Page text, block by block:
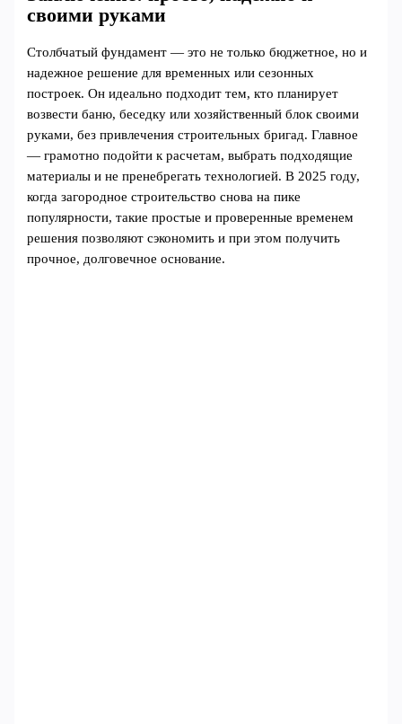
своими руками
Столбчатый фундамент — это не только бюджетное, но и
надежное решение для временных или сезонных
построек. Он идеально подходит тем, кто планирует
возвести баню, беседку или хозяйственный блок своими
руками, без привлечения строительных бригад. Главное
— грамотно подойти к расчетам, выбрать подходящие
материалы и не пренебрегать технологией. В 2025 году,
когда загородное строительство снова на пике
популярности, такие простые и проверенные временем
решения позволяют сэкономить и при этом получить
прочное, долговечное основание.